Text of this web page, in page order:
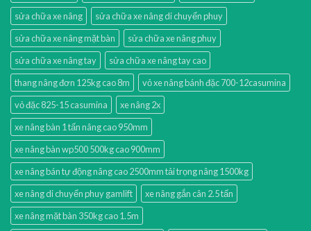
sửa chữa xe nâng
sửa chữa xe nâng di chuyển phuy
sửa chữa xe nâng mặt bàn
sửa chữa xe nâng phuy
sửa chữa xe nâng tay
sửa chữa xe nâng tay cao
thang nâng đơn 125kg cao 8m
vỏ xe nâng bánh đặc 700-12casumina
vỏ đặc 825-15 casumina
xe nâng 2x
xe nâng bàn 1 tấn nâng cao 950mm
xe nâng bàn wp500 500kg cao 900mm
xe nâng bán tự động nâng cao 2500mm tải trọng nâng 1500kg
xe nâng di chuyển phuy gamlift
xe nâng gắn cân 2.5 tấn
xe nâng mặt bàn 350kg cao 1.5m